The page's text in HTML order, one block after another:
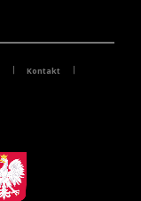
Kontakt